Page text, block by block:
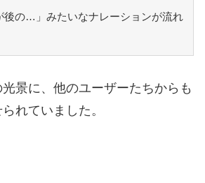
後の…」みたいなナレーションが流れ
景に、他のユーザーたちからも
れていました。